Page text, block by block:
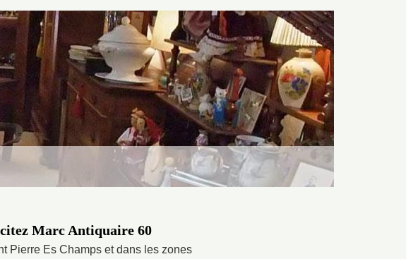
Marc Antiquaire 60
Pierre Es Champs et dans les zones